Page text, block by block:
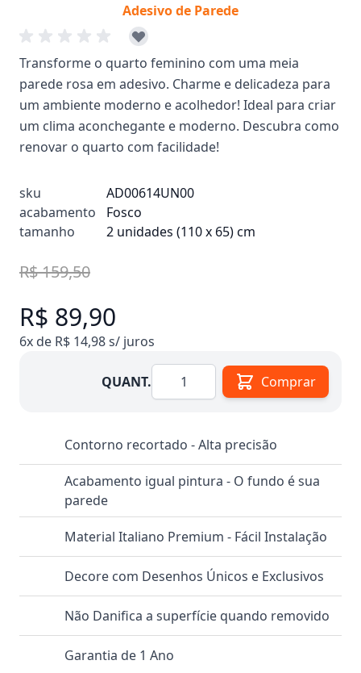
Adesivo de Parede
Transforme o quarto feminino com uma meia
parede rosa em adesivo. Charme e delicadeza para
um ambiente moderno e acolhedor! Ideal para criar
um clima aconchegante e moderno. Descubra como
renovar o quarto com facilidade!
sku
AD00614UN00
acabamento
Fosco
tamanho
2 unidades (110 x 65) cm
R$ 159,50
R$ 89,90
6x de R$ 14,98 s/ juros
QUANT.Quantidade Comprar
Contorno recortado - Alta precisão
Acabamento igual pintura - O fundo é sua
parede
Material Italiano Premium - Fácil Instalação
Decore com Desenhos Únicos e Exclusivos
Não Danifica a superfície quando removido
Garantia de 1 Ano